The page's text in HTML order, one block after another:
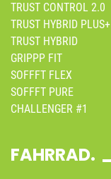
TRUST CONTROL 2.0
TRUST HYBRID PLUS+
TRUST HYBRID
GRIPPP FIT
SOFFFT FLEX
SOFFFT PURE
CHALLENGER #1
FAHRRAD.